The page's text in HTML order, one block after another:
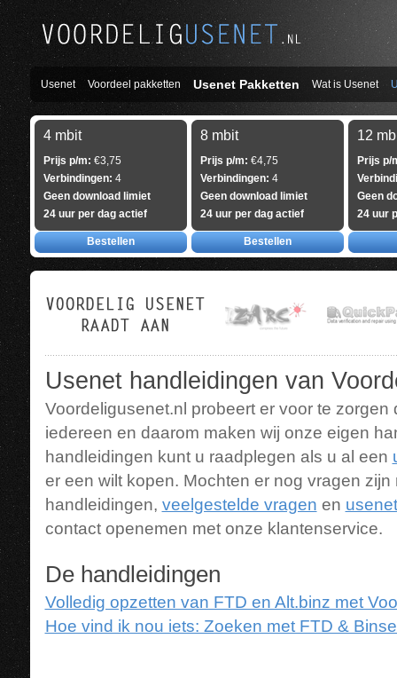
Usenet Voordeel pakketten Usenet Pakketten Wat is Usenet
4 mbit
Prijs p/m: €3,75
Verbindingen: 4
Geen download limiet
24 uur per dag actief
Bestellen
8 mbit
Prijs p/m: €4,75
Verbindingen: 4
Geen download limiet
24 uur per dag actief
Bestellen
12
Prijs p/
Geen
24 uur
Usenet handleidingen van
Voordeligusenet.nl probeert er voor te
iedereen en daarom maken wij onze eigen
handleidingen kunt u raadplegen als u al een
er een wilt kopen. Mochten er nog vragen
handleidingen, veelgestelde vragen en
contact openemen met onze klantenservice.
De handleidingen
Volledig opzetten van FTD en Alt.binz met
Hoe vind ik nou iets: Zoeken met FTD &